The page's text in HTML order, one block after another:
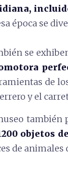
época se
se
de
y el
también
objetos
de animales